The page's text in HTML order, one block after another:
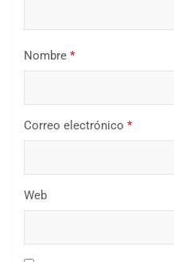
Nombre *
Correo electrónico *
Web